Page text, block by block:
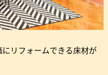
リフォームできる床材が